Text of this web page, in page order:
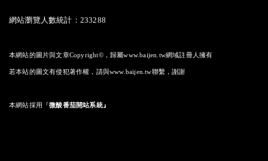
網站瀏覽人數統計：233288
本網站的圖片與文章Copyright©，歸屬www.baijen.tw網域註冊人擁有
若本站的圖文有侵犯著作權，請與www.baijen.tw聯繫，謝謝
本網站採用 『微酸番茄開站系統』